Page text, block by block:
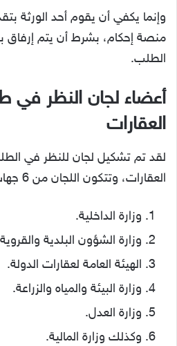
وإنما يكفي أن يقوم أحد الورثة
منصة إحكام، بشرط أن يتم إرفاق
الطلب.
أعضاء لجان النظر في
العقارات
لقد تم تشكيل لجان للنظر في
العقارات، وتتكون اللجان من 6 جهات سعودية رسمية، وهم:
وزارة الداخلية.
وزارة الشؤون البلدية
الهيئة العامة لعقارات الدولة.
وزارة البيئة والمياه والزراعة.
وزارة العدل.
وكذلك وزارة المالية.